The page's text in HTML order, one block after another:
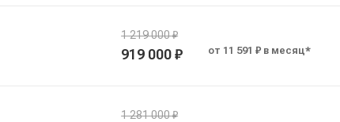
1 219 000 ₽
919 000 ₽ от 11 591 ₽ в месяц*
1 281 000 ₽